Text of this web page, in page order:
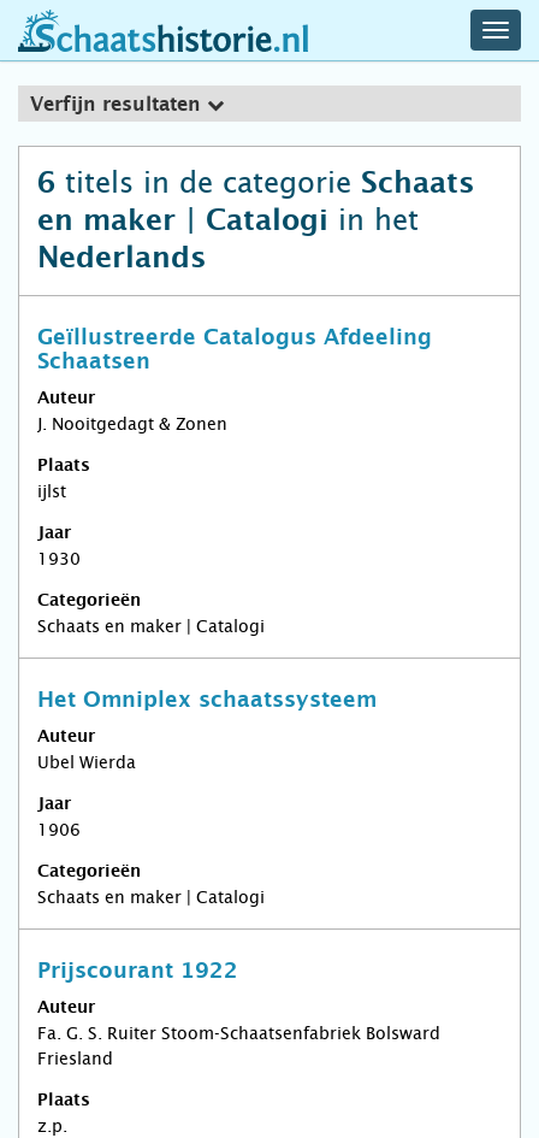
schaatshistorie.nl
Verfijn resultaten
6 titels in de categorie Schaats
en maker | Catalogi in het
Nederlands
Geïllustreerde Catalogus Afdeeling
Schaatsen
Auteur
J. Nooitgedagt & Zonen
Plaats
ijlst
Jaar
1930
Categorieën
Schaats en maker | Catalogi
Het Omniplex schaatssysteem
Auteur
Ubel Wierda
Jaar
1906
Categorieën
Schaats en maker | Catalogi
Prijscourant 1922
Auteur
Fa. G. S. Ruiter Stoom-Schaatsenfabriek Bolsward
Friesland
Plaats
z.p.